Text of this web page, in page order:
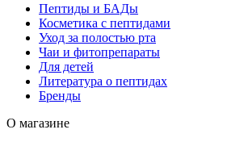
Пептиды и БАДы
Косметика с пептидами
Уход за полостью рта
Чаи и фитопрепараты
Для детей
Литература о пептидах
Бренды
О магазине